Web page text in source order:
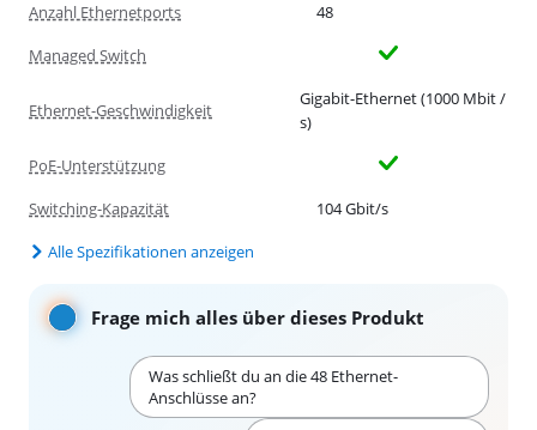
Anzahl Ethernetports
48
Managed Switch
Ethernet-Geschwindigkeit
Gigabit-Ethernet (1000 Mbit /
s)
PoE-Unterstützung
Switching-Kapazität
104 Gbit/s
Alle Spezifikationen anzeigen
Frage mich alles über dieses Produkt
Was schließt du an die 48 Ethernet-
Anschlüsse an?